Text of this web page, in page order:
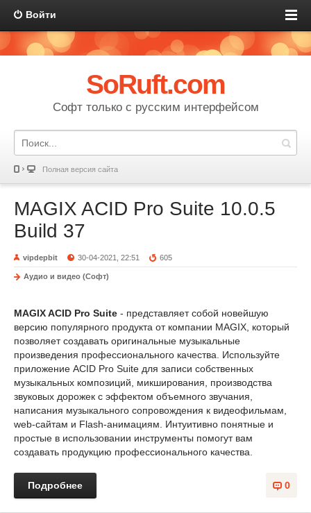
Войти
SoRuft.com
Софт только с русским интерфейсом
Полная версия сайта
MAGIX ACID Pro Suite 10.0.5
Build 37
vipdepbit 30-04-2021, 22:51 605
Аудио и видео (Софт)
MAGIX ACID Pro Suite - представляет собой новейшую
версию популярного продукта от компании MAGIX, который
позволяет создавать оригинальные музыкальные
произведения профессионального качества. Используйте
приложение ACID Pro Suite для записи собственных
музыкальных композиций, микширования, производства
звуковых дорожек с эффектом объемного звучания,
написания музыкального сопровождения к видеофильмам,
web-сайтам и Flash-анимациям. Интуитивно понятные и
простые в использовании инструменты помогут вам
создавать продукцию профессионального качества.
0
Подробнее